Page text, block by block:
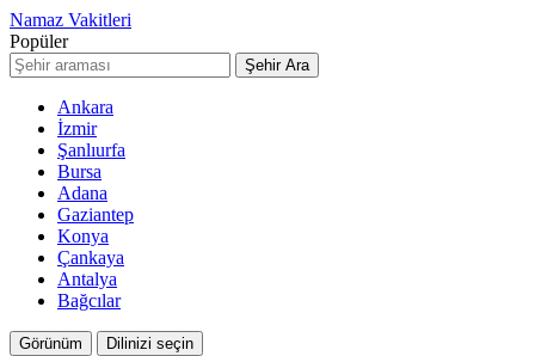
Namaz Vakitleri
Popüler
Şehir Ara
Ankara
İzmir
Şanlıurfa
Bursa
Adana
Gaziantep
Konya
Çankaya
Antalya
Bağcılar
Görünüm Dilinizi seçin